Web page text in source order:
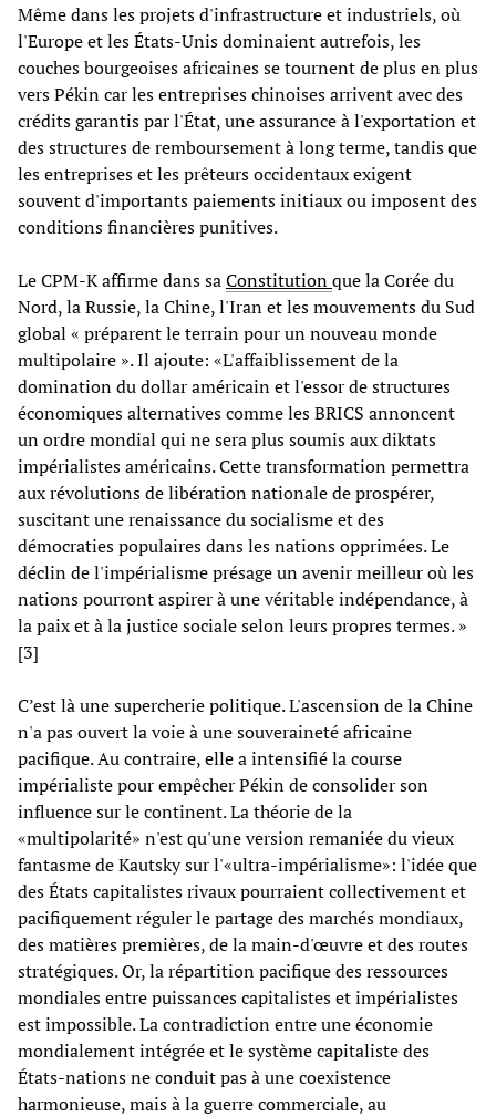
Même dans les projets d'infrastructure et industriels, où
l'Europe et les États-Unis dominaient autrefois, les
couches bourgeoises africaines se tournent de plus en plus
vers Pékin car les entreprises chinoises arrivent avec des
crédits garantis par l'État, une assurance à l'exportation et
des structures de remboursement à long terme, tandis que
les entreprises et les prêteurs occidentaux exigent
souvent d'importants paiements initiaux ou imposent des
conditions financières punitives.
Le CPM-K affirme dans saConstitutionque la Corée du
Nord, la Russie, la Chine, l'Iran et les mouvements du Sud
global « préparent le terrain pour un nouveau monde
multipolaire ». Il ajoute: «L'affaiblissement de la
domination du dollar américain et l'essor de structures
économiques alternatives comme les BRICS annoncent
un ordre mondial qui ne sera plus soumis aux diktats
impérialistes américains. Cette transformation permettra
aux révolutions de libération nationale de prospérer,
suscitant une renaissance du socialisme et des
démocraties populaires dans les nations opprimées. Le
déclin de l'impérialisme présage un avenir meilleur où les
nations pourront aspirer à une véritable indépendance, à
la paix et à la justice sociale selon leurs propres termes. »
[3]
C’est là une supercherie politique. L'ascension de la Chine
n'a pas ouvert la voie à une souveraineté africaine
pacifique. Au contraire, elle a intensifié la course
impérialiste pour empêcher Pékin de consolider son
influence sur le continent. La théorie de la
«multipolarité» n'est qu'une version remaniée du vieux
fantasme de Kautsky sur l'«ultra-impérialisme»: l'idée que
des États capitalistes rivaux pourraient collectivement et
pacifiquement réguler le partage des marchés mondiaux,
des matières premières, de la main-d'œuvre et des routes
stratégiques. Or, la répartition pacifique des ressources
mondiales entre puissances capitalistes et impérialistes
est impossible. La contradiction entre une économie
mondialement intégrée et le système capitaliste des
États-nations ne conduit pas à une coexistence
harmonieuse, mais à la guerre commerciale, au